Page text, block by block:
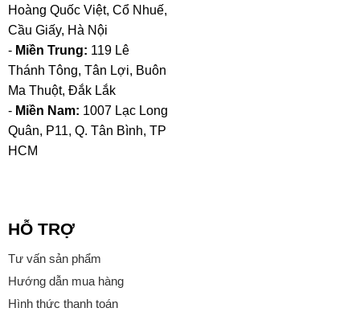
Hoàng Quốc Việt, Cổ Nhuế,
Cầu Giấy, Hà Nội
- Miền Trung: 119 Lê
Thánh Tông, Tân Lợi, Buôn
Ma Thuột, Đắk Lắk
- Miền Nam: 1007 Lạc Long
Quân, P11, Q. Tân Bình, TP
HCM
HỖ TRỢ
Tư vấn sản phẩm
Hướng dẫn mua hàng
Hình thức thanh toán